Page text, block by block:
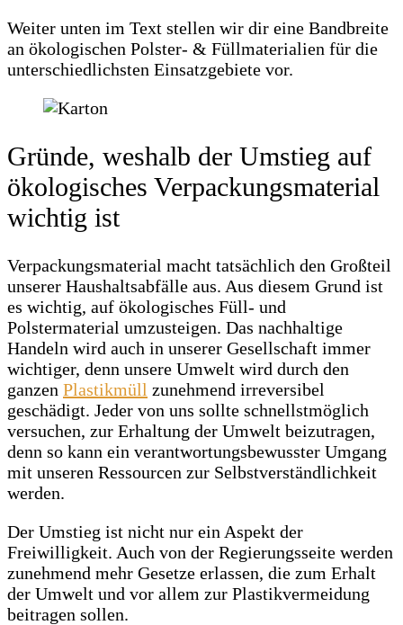
Weiter unten im Text stellen wir dir eine Bandbreite
an ökologischen Polster- & Füllmaterialien für die
unterschiedlichsten Einsatzgebiete vor.
Gründe, weshalb der Umstieg auf
ökologisches Verpackungsmaterial
wichtig ist
Verpackungsmaterial macht tatsächlich den Großteil
unserer Haushaltsabfälle aus. Aus diesem Grund ist
es wichtig, auf ökologisches Füll- und
Polstermaterial umzusteigen. Das nachhaltige
Handeln wird auch in unserer Gesellschaft immer
wichtiger, denn unsere Umwelt wird durch den
ganzen Plastikmüll zunehmend irreversibel
geschädigt. Jeder von uns sollte schnellstmöglich
versuchen, zur Erhaltung der Umwelt beizutragen,
denn so kann ein verantwortungsbewusster Umgang
mit unseren Ressourcen zur Selbstverständlichkeit
werden.
Der Umstieg ist nicht nur ein Aspekt der
Freiwilligkeit. Auch von der Regierungsseite werden
zunehmend mehr Gesetze erlassen, die zum Erhalt
der Umwelt und vor allem zur Plastikvermeidung
beitragen sollen.